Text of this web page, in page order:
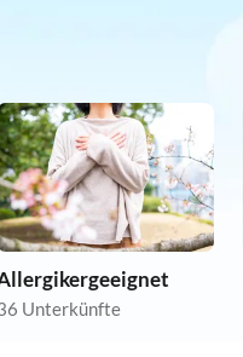
Unterkünfte